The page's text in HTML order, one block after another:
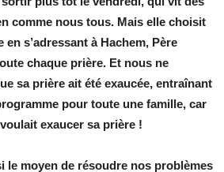
comme nous tous. Mais elle choisit
s’adressant à Hachem, Père
chaque prière. Et nous ne
sa prière ait été exaucée, entraînant
pour toute une famille, car
exaucer sa prière !
le moyen de résoudre nos problèmes